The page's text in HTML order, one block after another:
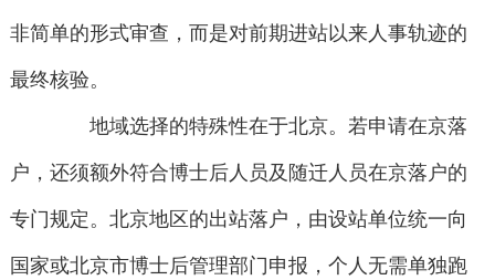
非简单的形式审查，而是对前期进站以来人事轨迹的
最终核验。
地域选择的特殊性在于北京。若申请在京落
户，还须额外符合博士后人员及随迁人员在京落户的
专门规定。北京地区的出站落户，由设站单位统一向
国家或北京市博士后管理部门申报，个人无需单独跑